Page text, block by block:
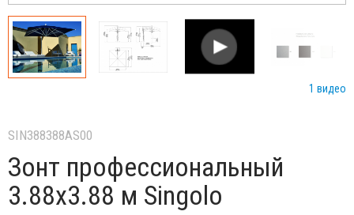
1 видео
SIN388388AS00
Зонт профессиональный
3.88х3.88 м Singolo